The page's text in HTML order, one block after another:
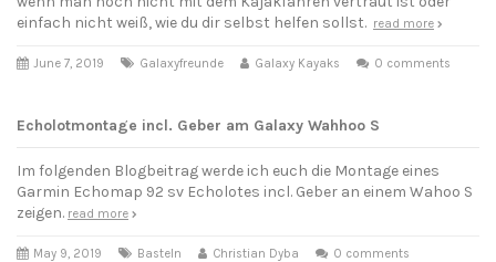
einfach nicht weiß, wie du dir selbst helfen sollst. read more
June 7, 2019 Galaxyfreunde Galaxy Kayaks 0 comments
Echolotmontage incl. Geber am Galaxy Wahhoo S
Im folgenden Blogbeitrag werde ich euch die Montage eines
Garmin Echomap 92 sv Echolotes incl. Geber an einem Wahoo S
zeigen. read more
May 9, 2019 Basteln Christian Dyba 0 comments